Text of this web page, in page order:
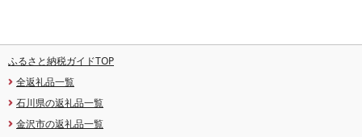
ふるさと納税ガイドTOP
全返礼品一覧
石川県の返礼品一覧
金沢市の返礼品一覧